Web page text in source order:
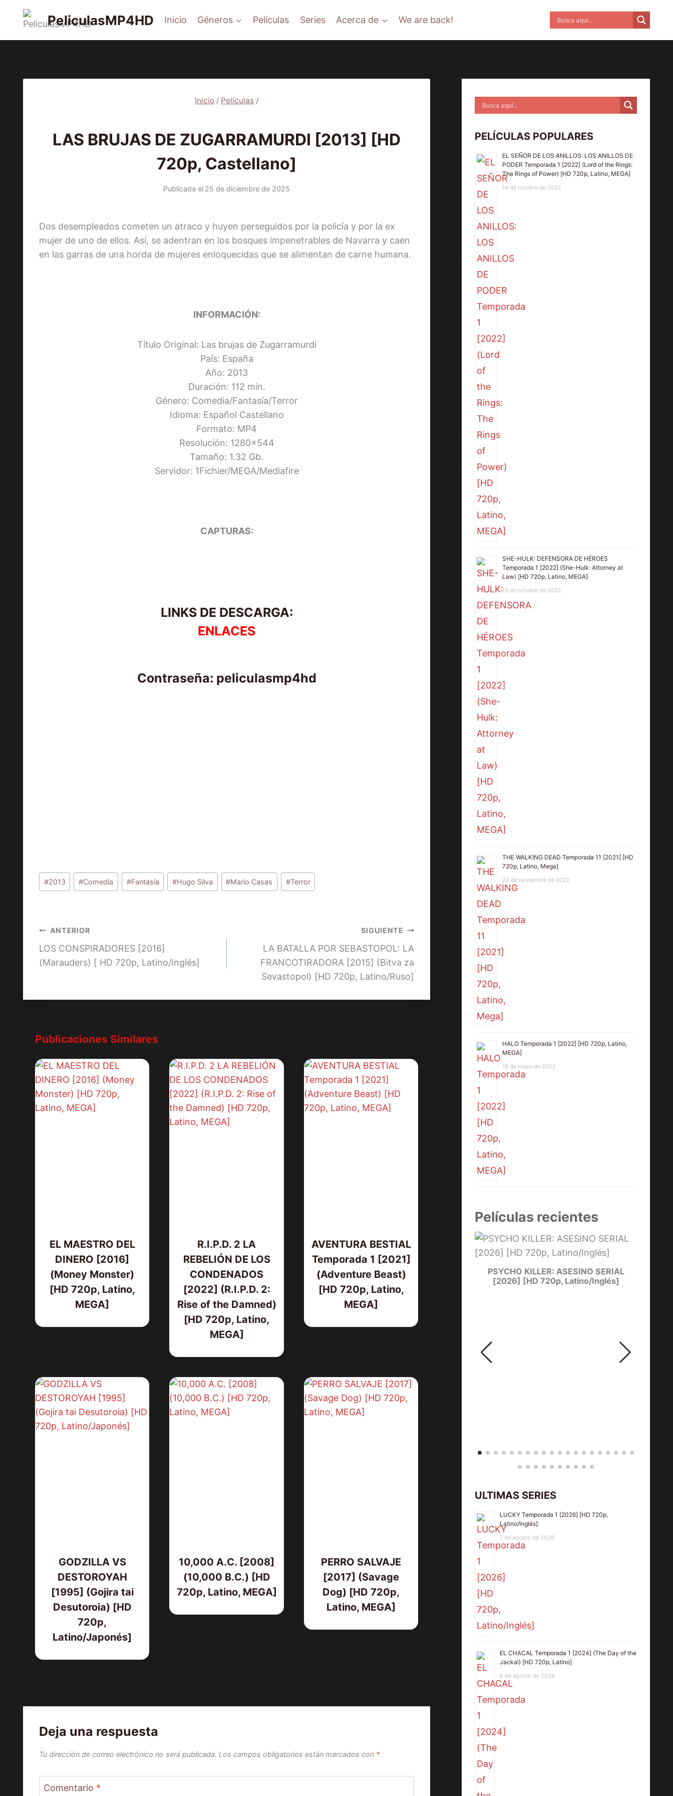
PeliculasMP4HD Inicio Géneros Películas Series Acerca de We are back!
Inicio / Películas /
LAS BRUJAS DE ZUGARRAMURDI [2013] [HD
720p, Castellano]
Publicada el 25 de diciembre de 2025
Dos desempleados cometen un atraco y huyen perseguidos por la policía y por la ex
mujer de uno de ellos. Así, se adentran en los bosques impenetrables de Navarra y caen
en las garras de una horda de mujeres enloquecidas que se alimentan de carne humana.
INFORMACIÓN:
Título Original: Las brujas de Zugarramurdi
País: España
Año: 2013
Duración: 112 min.
Género: Comedia/Fantasía/Terror
Idioma: Español Castellano
Formato: MP4
Resolución: 1280×544
Tamaño: 1.32 Gb.
Servidor: 1Fichier/MEGA/Mediafire
CAPTURAS:
LINKS DE DESCARGA:
ENLACES
Contraseña: peliculasmp4hd
Etiquetas
de
#2013 #Comedia #Fantasía #Hugo Silva #Mario Casas #Terror
Navegación
de
ANTERIOR
LOS CONSPIRADORES [2016]
(Marauders) [ HD 720p, Latino/Inglés]
SIGUIENTE
LA BATALLA POR SEBASTOPOL: LA
FRANCOTIRADORA [2015] (Bitva za
Sevastopol) [HD 720p, Latino/Ruso]
Publicaciones Similares
EL MAESTRO DEL
DINERO [2016]
(Money Monster)
[HD 720p, Latino,
MEGA]
R.I.P.D. 2 LA
REBELIÓN DE LOS
CONDENADOS
[2022] (R.I.P.D. 2:
Rise of the Damned)
[HD 720p, Latino,
MEGA]
AVENTURA BESTIAL
Temporada 1 [2021]
(Adventure Beast)
[HD 720p, Latino,
MEGA]
GODZILLA VS
DESTOROYAH
[1995] (Gojira tai
Desutoroia) [HD
720p,
Latino/Japonés]
10,000 A.C. [2008]
(10,000 B.C.) [HD
720p, Latino, MEGA]
PERRO SALVAJE
[2017] (Savage
Dog) [HD 720p,
Latino, MEGA]
Deja una respuesta
Tu dirección de correo electrónico no será publicada. Los campos obligatorios están marcados con *
Comentario *
PELÍCULAS POPULARES
EL SEÑOR DE LOS ANILLOS: LOS ANILLOS DE
PODER Temporada 1 [2022] (Lord of the Rings:
The Rings of Power) [HD 720p, Latino, MEGA]
14 de octubre de 2022
SHE-HULK: DEFENSORA DE HÉROES
Temporada 1 [2022] (She-Hulk: Attorney at
Law) [HD 720p, Latino, MEGA]
13 de octubre de 2022
THE WALKING DEAD Temporada 11 [2021] [HD
720p, Latino, Mega]
22 de noviembre de 2022
HALO Temporada 1 [2022] [HD 720p, Latino,
MEGA]
19 de mayo de 2022
Películas recientes
AMOS DEL UNIVERSO [2026] (Masters
of the Universe) [HD 720p,
Latino/Inglés]
PSYCHO KILLER: ASESINO SERIAL
[2026] [HD 720p, Latino/Inglés]
ULTIMAS SERIES
LUCKY Temporada 1 [2026] [HD 720p,
Latino/Inglés]
7 de agosto de 2026
EL CHACAL Temporada 1 [2024] (The Day of the
Jackal) [HD 720p, Latino]
6 de agosto de 2026